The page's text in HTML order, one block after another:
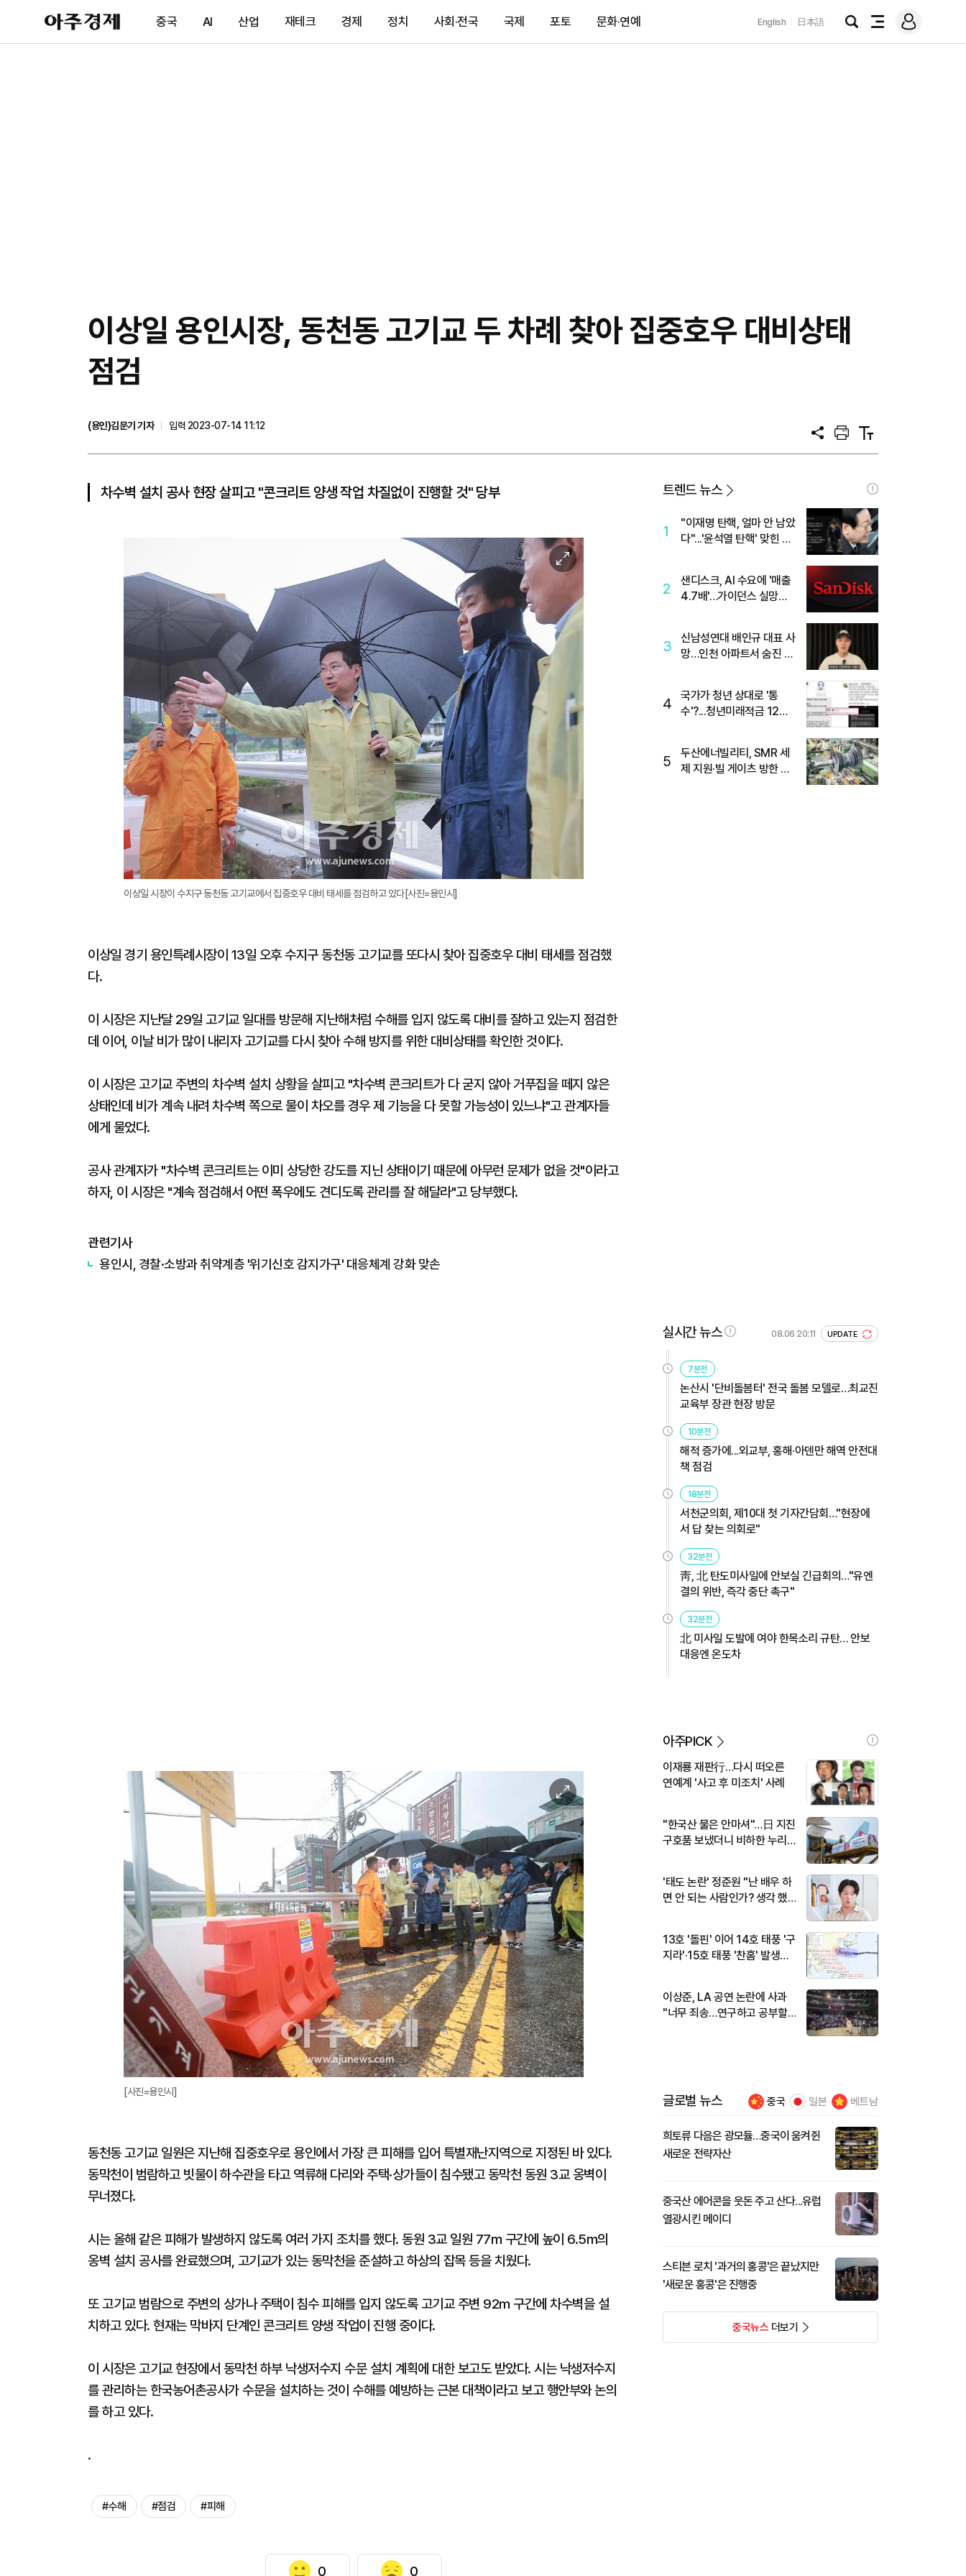
아
주
제
중국 AI 산업 재테크 경제 정치 사회·전국 국제 포토 문화·연예 English 日本語
검
전
메
그
이상일 용인시장, 동천동 고기교 두 차례 찾아 집중호우 대비상태
점검
(용인)김문기 기자
입력 2023-07-14 11:12
공
프
트
텍
트
차수벽 설치 공사 현장 살피고 "콘크리트 양생 작업 차질없이 진행할 것" 당부
이
미
확
대
이상일 시장이 수지구 동천동 고기교에서 집중호우 대비 태세를 점검하고 있다[사진=용인시]
이상일 경기 용인특례시장이 13일 오후 수지구 동천동 고기교를 또다시 찾아 집중호우 대비 태세를 점검했
다.
이 시장은 지난달 29일 고기교 일대를 방문해 지난해처럼 수해를 입지 않도록 대비를 잘하고 있는지 점검한
데 이어, 이날 비가 많이 내리자 고기교를 다시 찾아 수해 방지를 위한 대비상태를 확인한 것이다.
이 시장은 고기교 주변의 차수벽 설치 상황을 살피고 "차수벽 콘크리트가 다 굳지 않아 거푸집을 떼지 않은
상태인데 비가 계속 내려 차수벽 쪽으로 물이 차오를 경우 제 기능을 다 못할 가능성이 있느냐"고 관계자들
에게 물었다.
공사 관계자가 "차수벽 콘크리트는 이미 상당한 강도를 지닌 상태이기 때문에 아무런 문제가 없을 것"이라고
하자, 이 시장은 "계속 점검해서 어떤 폭우에도 견디도록 관리를 잘 해달라"고 당부했다.
관련기사
용인시, 경찰·소방과 취약계층 '위기신호 감지가구' 대응체계 강화 맞손
이
미
지
확
대
[사진=용인시]
동천동 고기교 일원은 지난해 집중호우로 용인에서 가장 큰 피해를 입어 특별재난지역으로 지정된 바 있다.
동막천이 범람하고 빗물이 하수관을 타고 역류해 다리와 주택·상가들이 침수됐고 동막천 동원 3교 옹벽이
무너졌다.
시는 올해 같은 피해가 발생하지 않도록 여러 가지 조치를 했다. 동원 3교 일원 77m 구간에 높이 6.5m의
옹벽 설치 공사를 완료했으며, 고기교가 있는 동막천을 준설하고 하상의 잡목 등을 치웠다.
또 고기교 범람으로 주변의 상가나 주택이 침수 피해를 입지 않도록 고기교 주변 92m 구간에 차수벽을 설
치하고 있다. 현재는 막바지 단계인 콘크리트 양생 작업이 진행 중이다.
이 시장은 고기교 현장에서 동막천 하부 낙생저수지 수문 설치 계획에 대한 보고도 받았다. 시는 낙생저수지
를 관리하는 한국농어촌공사가 수문을 설치하는 것이 수해를 예방하는 근본 대책이라고 보고 행안부와 논의
를 하고 있다.
.
#수해 #점검 #피해
0 0
트렌드 뉴스
1
"이재명 탄핵, 얼마 안 남았
다"...'윤석열 탄핵' 맞힌 무
2
샌디스크, AI 수요에 '매출
4.7배'…가이던스 실망에
3
신남성연대 배인규 대표 사
망…인천 아파트서 숨진 채
4
국가가 청년 상대로 '통
수'?...청년미래적금 12%
5
두산에너빌리티, SMR 세
제 지원·빌 게이츠 방한 기
실시간 뉴스 08.06 20:11 UPDATE
7분전
논산시 '단비돌봄터' 전국 돌봄 모델로…최교진
교육부 장관 현장 방문
10분전
해적 증가에...외교부, 홍해·아덴만 해역 안전대
책 점검
18분전
서천군의회, 제10대 첫 기자간담회…"현장에
서 답 찾는 의회로"
32분전
靑, 北 탄도미사일에 안보실 긴급회의…"유엔
결의 위반, 즉각 중단 촉구"
32분전
北 미사일 도발에 여야 한목소리 규탄… 안보
대응엔 온도차
아주PICK
이재룡 재판行…다시 떠오른
연예계 '사고 후 미조치' 사례
"한국산 물은 안마셔"…日 지진
구호품 보냈더니 비하한 누리
'태도 논란' 정준원 "난 배우 하
면 안 되는 사람인가? 생각 했
13호 '돌핀' 이어 14호 태풍 '구
지라'·15호 태풍 '찬홈' 발생…
이상준, LA 공연 논란에 사과
"너무 죄송…연구하고 공부할
글로벌 뉴스 중국 일본 베트남
희토류 다음은 광모듈…중국이 움켜쥔
새로운 전략자산
중국산 에어콘을 웃돈 주고 산다...유럽
열광시킨 메이디
스티븐 로치 '과거의 홍콩'은 끝났지만
'새로운 홍콩'은 진행중
중국뉴스더보기